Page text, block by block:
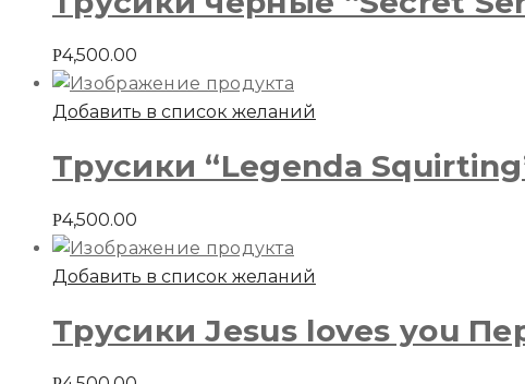
Р4,500.00
Добавить в список желаний
Трусики “Legenda
Р4,500.00
Добавить в список желаний
Трусики Jesus loves you